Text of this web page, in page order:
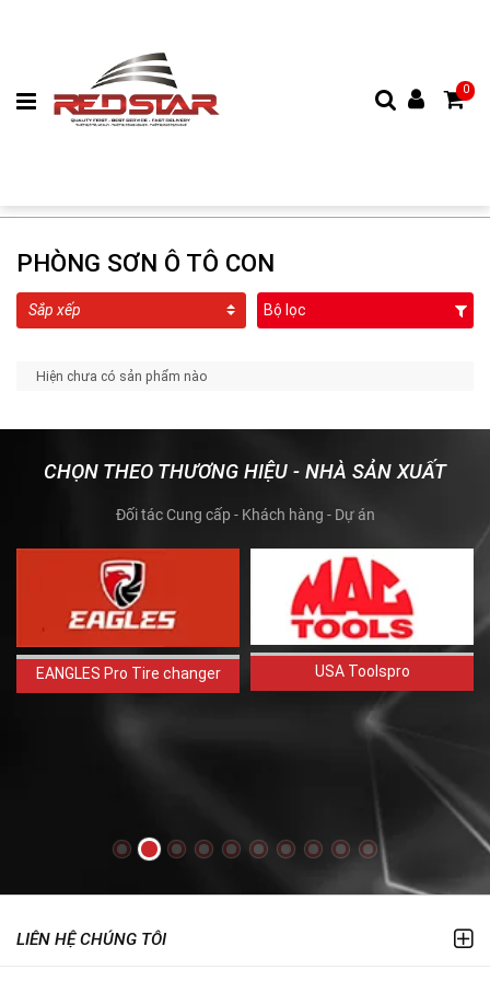
0
PHÒNG SƠN Ô TÔ CON
Bộ lọc
Hiện chưa có sản phẩm nào
CHỌN THEO THƯƠNG HIỆU - NHÀ SẢN XUẤT
Đối tác Cung cấp - Khách hàng - Dự án
EANGLES Pro Tire changer USA Toolspro
LIÊN HỆ CHÚNG TÔI